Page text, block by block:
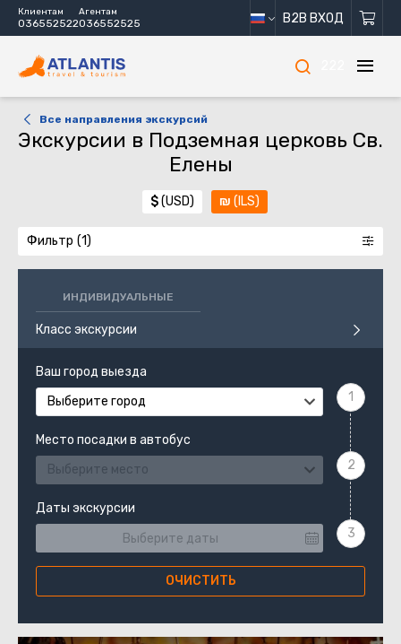
Клиентам
036552522
Агентам
036552525 B2B ВХОД
Все направления экскурсий
Экскурсии в Подземная церковь Св.
Елены
$(USD) ₪ (ILS)
Фильтр
ИНДИВИДУАЛЬНЫЕ
Класс экскурсии
Ваш город выезда
Выберите город
Место посадки в автобус
Выберите место
Даты экскурсии
ОЧИСТИТЬ